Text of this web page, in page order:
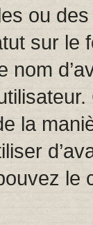
ou
sur le
nom
la